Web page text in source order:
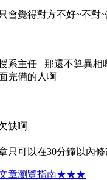
會覺得對方不好~不對
系主任 那還不算異相
完備的人啊
缺啊
只可以在30分鐘以內
章瀏覽指南★★★